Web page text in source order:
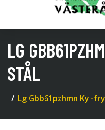
LG
STÅL
Lg Gbb61pzhmn Kyl-